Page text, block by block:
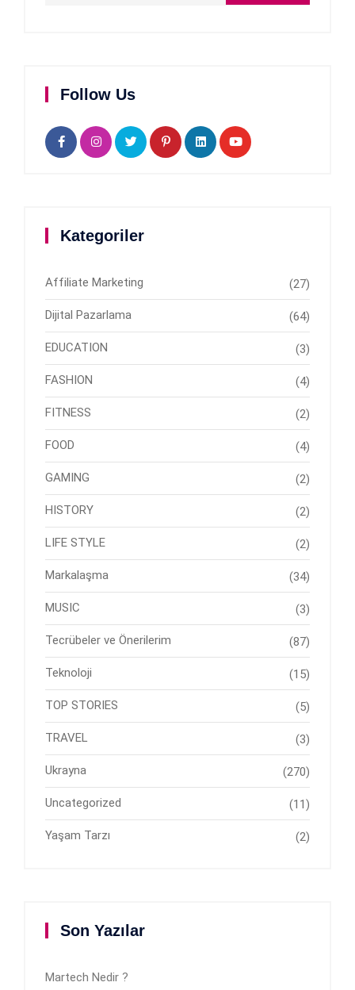
Follow Us
Kategoriler
Affiliate Marketing (27)
Dijital Pazarlama (64)
EDUCATION (3)
FASHION (4)
FITNESS (2)
FOOD (4)
GAMING (2)
HISTORY (2)
LIFE STYLE (2)
Markalaşma (34)
MUSIC (3)
Tecrübeler ve Önerilerim (87)
Teknoloji (15)
TOP STORIES (5)
TRAVEL (3)
Ukrayna (270)
Uncategorized (11)
Yaşam Tarzı (2)
Son Yazılar
Martech Nedir ?